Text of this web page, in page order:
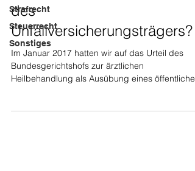
Strafrecht
Steuerrecht
Sonstiges
des
Unfallversicherungsträgers?
Im Januar 2017 hatten wir auf das Urteil des
Bundesgerichtshofs zur ärztlichen
Heilbehandlung als Ausübung eines öffentlichen